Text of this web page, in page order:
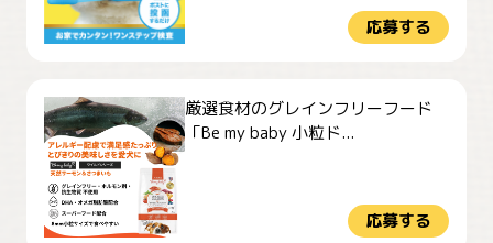
応募する
厳選食材のグレインフリーフード
「Be my baby 小粒ド...
応募する